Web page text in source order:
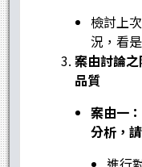
檢討上
況，看
案由討論
品質
案由一
分析，